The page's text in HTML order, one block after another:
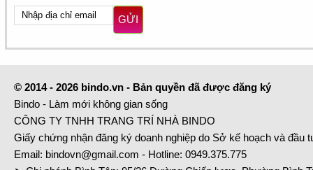
GỬI
© 2014 - 2026 bindo.vn - Bản quyền đã được đăng ký
Bindo - Làm mới không gian sống
CÔNG TY TNHH TRANG TRÍ NHÀ BINDO
Giấy chứng nhận đăng ký doanh nghiệp do Sở kế hoạch và đầu
Email: bindovn@gmail.com - Hotline: 0949.375.775